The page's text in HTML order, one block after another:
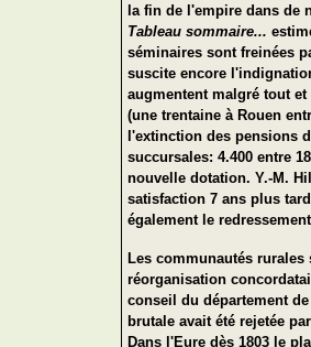
la fin de l'empire dans de
Tableau sommaire...
séminaires sont freinées
suscite encore
augmentent malgré tout
(une trentaine à Rouen
l'extinction des pensions
succursales: 4.400 entre
nouvelle dotation. Y.-M.
satisfaction 7 ans plus
également le
Les communautés
réorganisation
conseil du département
brutale avait été rejetée
Dans l'Eure dès 1803 le